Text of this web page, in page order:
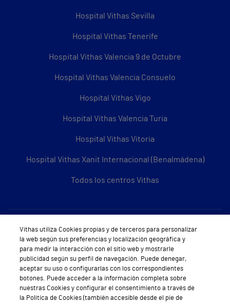
Hospital Vithas Sevilla
Hospital Vithas Tenerife
Hospital Vithas Valencia 9 de Octubre
Hospital Vithas Valencia Consuelo
Hospital Vithas Vigo
Hospital Vithas Valencia Turia
Hospital Vithas Vitoria
Hospital Vithas Xanit Internacional (Benalmádena)
Todos los centros Vithas
Sobre Vithas
Quiénes somos
Trabajar en Vithas
Teléfono Cita Médica
Vithas utiliza Cookies propias y de terceros para personalizar
la web según sus preferencias y localización geográfica y
para medir la interacción con el sitio web y mostrarle
publicidad según su perfil de navegación. Puede denegar,
aceptar su uso o configurarlas con los correspondientes
botones. Puede acceder a la información completa sobre
nuestras Cookies y configurar el consentimiento a través de
la Política de Cookies (también accesible desde el pie de